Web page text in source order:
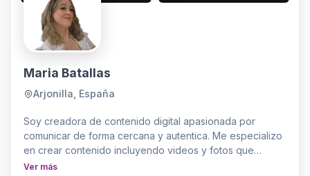
Maria Batallas
Arjonilla, España
Soy creadora de contenido digital apasionada por
comunicar de forma cercana y autentica. Me especializo
en crear contenido incluyendo videos y fotos que
conectan con la audiencia y aportan valor. Me gusta
Ver más